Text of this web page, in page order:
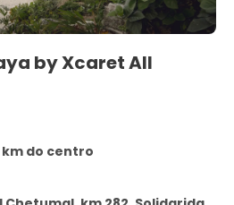
by Xcaret All
km do centro